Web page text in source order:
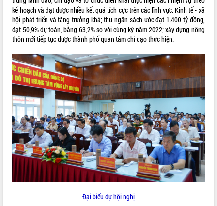
THÔNG TIN CHỈ ĐẠO ĐIỀU HÀNH
HỆ THỐNG VĂN BẢN
VĂN BẢN HĐND TỈNH
ĐIỂM TIN VĂN BẢN
QUY HOẠCH - KẾ HOẠCH
kế hoạch và đạt được nhiều kết quả tích cực trên các lĩnh vực. Kinh tế - xã
hội phát triển và tăng trưởng khá; thu ngân sách ước đạt 1.400 tỷ đồng,
đạt 50,9% dự toán, bằng 63,2% so với cùng kỳ năm 2022; xây dựng nông
thôn mới tiếp tục được thành phố quan tâm chỉ đạo thực hiện.
Đại biểu dự hội nghị